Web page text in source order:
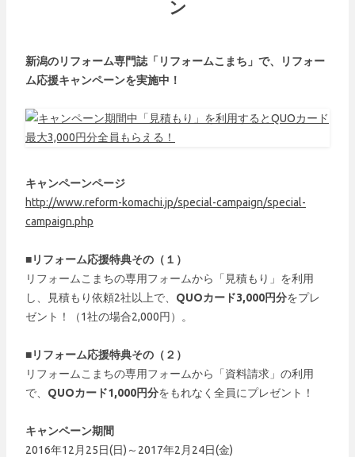
ン
新潟のリフォーム専門誌「リフォームこまち」で、リフォー
ム応援キャンペーンを実施中！
キャンペーンページ
http://www.reform-komachi.jp/special-campaign/special-
campaign.php
■リフォーム応援特典その（１）
リフォームこまちの専用フォームから「見積もり」を利用
し、見積もり依頼2社以上で、 QUOカード3,000円分をプレ
ゼント！（1社の場合2,000円）。
■リフォーム応援特典その（２）
リフォームこまちの専用フォームから「資料請求」の利用
で、 QUOカード1,000円分をもれなく全員にプレゼント！
キャンペーン期間
2016年12月25日(日)～2017年2月24日(金)